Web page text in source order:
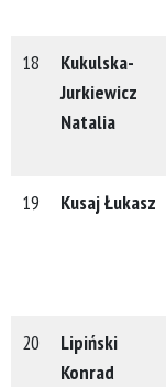
18
Kukulska-
Jurkiewicz
Natalia
19
Kusaj Łukasz
20
Lipiński
Konrad